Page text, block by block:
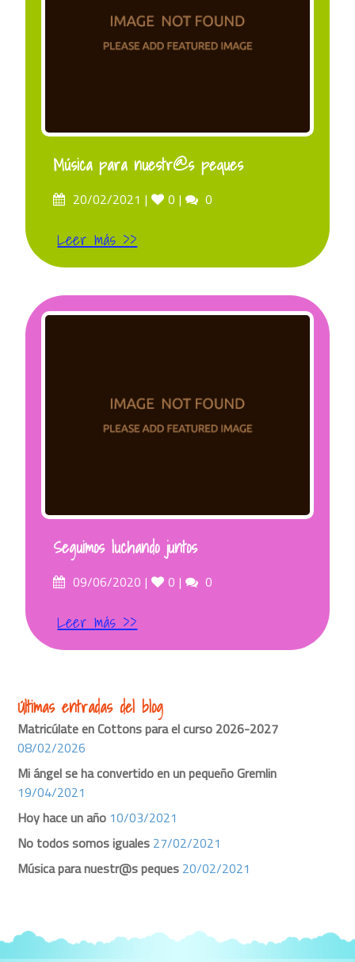
Música para nuestr@s peques
Posted20/02/2021 Likes
0 Comments
0
Leer más >>
Seguimos luchando juntos
Posted09/06/2020 Likes
0 Comments
0
Leer más >>
Últimas entradas del blog
Matricúlate en Cottons para el curso 2026-2027
08/02/2026
Mi ángel se ha convertido en un pequeño Gremlin
19/04/2021
Hoy hace un año 10/03/2021
No todos somos iguales 27/02/2021
Música para nuestr@s peques 20/02/2021